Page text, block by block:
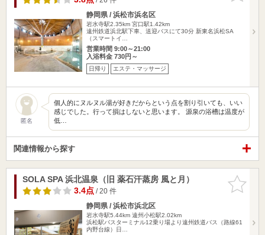
静岡県 / 浜松市浜名区
岩水寺駅2.35km 宮口駅1.42km
遠州鉄道浜北駅下車、送迎バスにて30分 新東名浜松SA
（スマートイ…
営業時間 9:00～21:00
入浴料金 730円～
日帰り エステ・マッサージ
匿名
個人的にヌルヌル湯が好きだからという点を割り引いても、いい
感じでした。行って損はしないと思います。 源泉の浴槽は温度が
低…
関連情報から探す
お気に入
りに追加
SOLA SPA 浜北温泉（旧 薬石汗蒸房 風と月）
3.4点/ 20 件
静岡県 / 浜松市浜北区
岩水寺駅5.44km 遠州小松駅2.02km
浜松駅バスターミナル12乗り場より遠州鉄道バス（路線61
内野台線）日…